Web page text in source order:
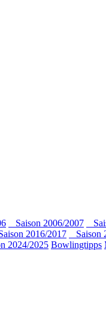
Saison 2006/2007
2016/2017 Saison
2024/2025 Bowlingtipps